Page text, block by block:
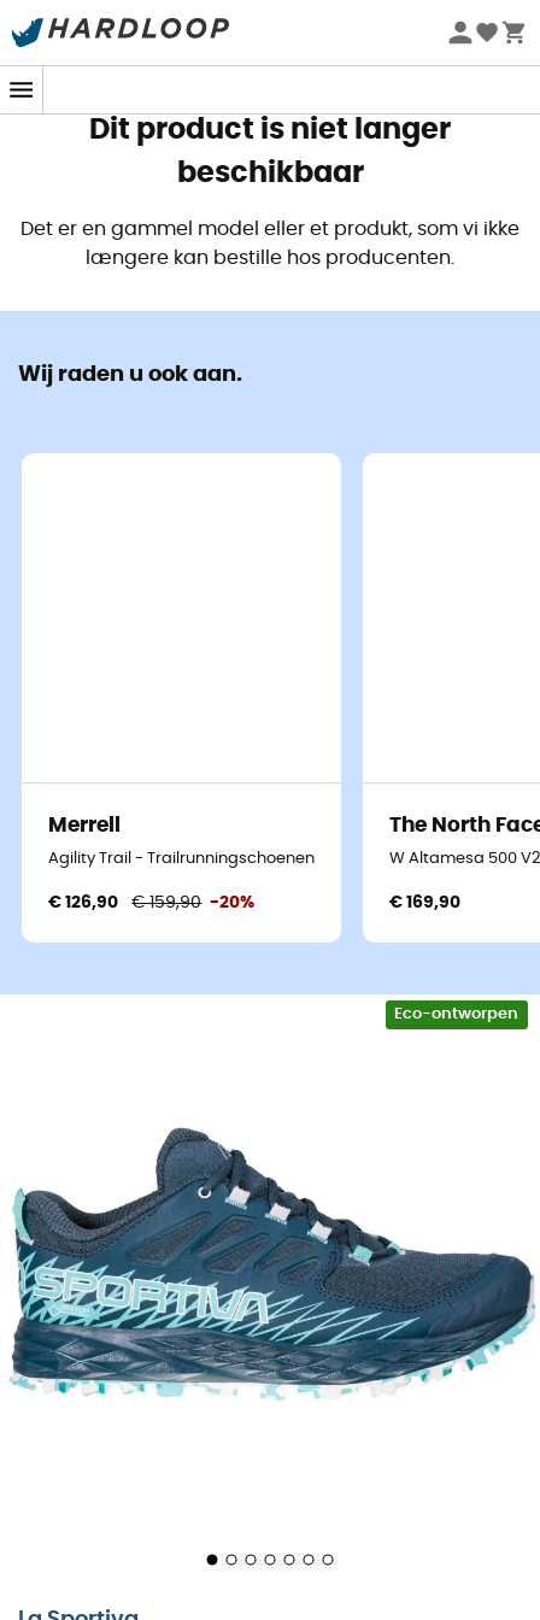
Zomeraanbiedingen 🔥 -5% EXTRA vanaf 2 producten* met
Dit product is niet langer
beschikbaar
Det er en gammel model eller et produkt, som vi ikke
længere kan bestille hos producenten.
Wij raden u ook aan.
Merrell
Agility Trail - Trailrunningschoenen - Dames
€ 126,90 € 159,90 -20%
The North
W Altamesa 500
€ 169,90
Eco-ontworpen